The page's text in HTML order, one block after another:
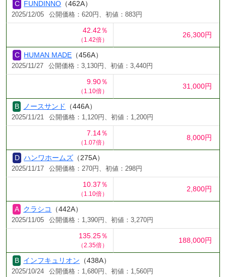
FUNDINNO （462A）
2025/12/05 公開価格：620円、初値：883円
42.42％
（1.42倍）
26,300円
HUMAN MADE （456A）
2025/11/27 公開価格：3,130円、初値：3,440円
9.90％
（1.10倍）
31,000円
ノースサンド （446A）
2025/11/21 公開価格：1,120円、初値：1,200円
7.14％
（1.07倍）
8,000円
ハンワホームズ （275A）
2025/11/17 公開価格：270円、初値：298円
10.37％
（1.10倍）
2,800円
クラシコ （442A）
2025/11/05 公開価格：1,390円、初値：3,270円
135.25％
（2.35倍）
188,000円
インフキュリオン （438A）
2025/10/24 公開価格：1,680円、初値：1,560円